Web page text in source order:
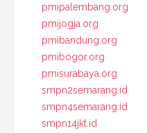
pmipalembang.org
pmijogja.org
pmibandung.org
pmibogor.org
pmisurabaya.org
smpn2semarang.id
smpn4semarang.id
smpn14jkt.id